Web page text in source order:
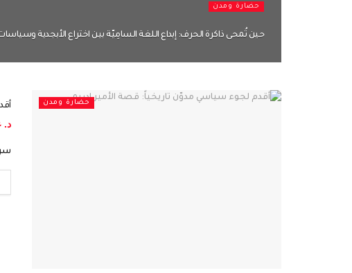
حضارة ومدن
حين تُمحى ذاكرة الحرف: إبداع اللغة السامِيّة بين اختراع الأبجدية
حضارة ومدن
د.